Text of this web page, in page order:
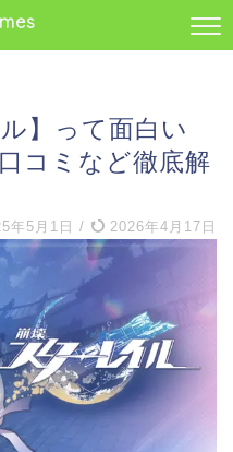
】って面白い
コミなど徹底解
年5月1日 / 2026年4月17日